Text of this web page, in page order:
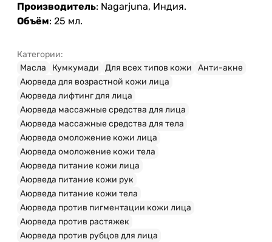
Производитель: Nagarjuna, Индия.
Объём: 25 мл.
Категории:
Масла
Кумкумади Для всех типов кожи
Анти-акне
Аюрведа для возрастной кожи лица
Аюрведа лифтинг для лица
Аюрведа массажные средства для лица
Аюрведа массажные средства для тела
Аюрведа омоложение кожи лица
Аюрведа омоложение кожи тела
Аюрведа питание кожи лица
Аюрведа питание кожи рук
Аюрведа питание кожи тела
Аюрведа против пигментации кожи лица
Аюрведа против растяжек
Аюрведа против рубцов для лица